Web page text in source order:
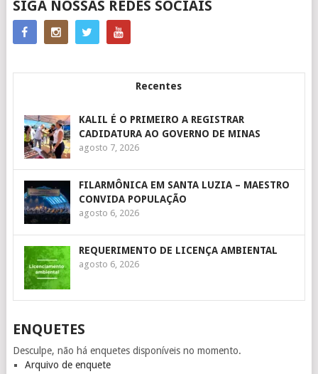
SIGA NOSSAS REDES SOCIAIS
Recentes
KALIL É O PRIMEIRO A REGISTRAR
CADIDATURA AO GOVERNO DE MINAS
agosto 7, 2026
FILARMÔNICA EM SANTA LUZIA – MAESTRO
CONVIDA POPULAÇÃO
agosto 6, 2026
REQUERIMENTO DE LICENÇA AMBIENTAL
agosto 6, 2026
ENQUETES
Desculpe, não há enquetes disponíveis no momento.
Arquivo de enquete